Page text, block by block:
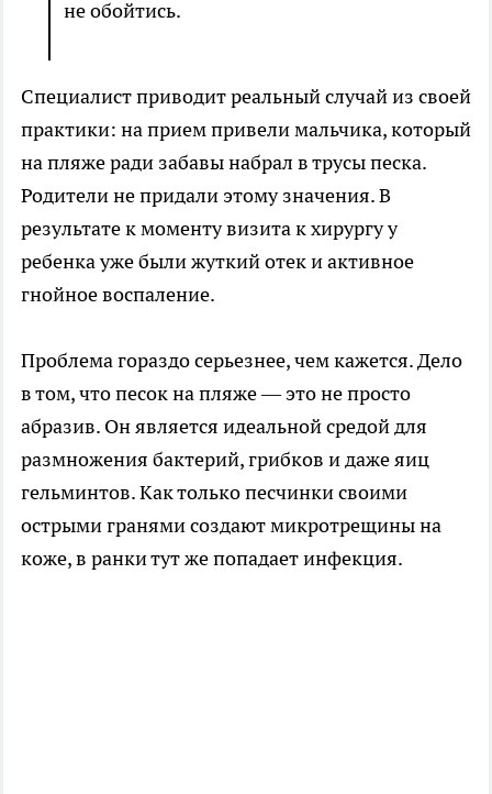
не обойтись.
Специалист приводит реальный случай из своей
практики: на прием привели мальчика, который
на пляже ради забавы набрал в трусы песка.
Родители не придали этому значения. В
результате к моменту визита к хирургу у
ребенка уже были жуткий отек и активное
гнойное воспаление.
Проблема гораздо серьезнее, чем кажется. Дело
в том, что песок на пляже — это не просто
абразив. Он является идеальной средой для
размножения бактерий, грибков и даже яиц
гельминтов. Как только песчинки своими
острыми гранями создают микротрещины на
коже, в ранки тут же попадает инфекция.